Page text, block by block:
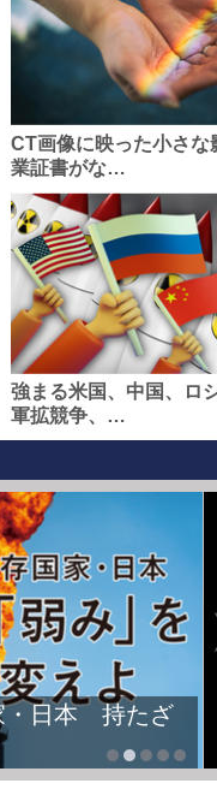
CT画像に映った小さな
業証書がな…
強まる米国、中国、ロ
軍拡競争、…
・日本 持たざ